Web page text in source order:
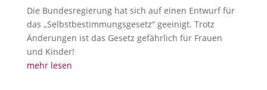
Die Bundesregierung hat sich auf einen Entwurf für
das „Selbstbestimmungsgesetz“ geeinigt. Trotz
Änderungen ist das Gesetz gefährlich für Frauen
und Kinder!
mehr lesen